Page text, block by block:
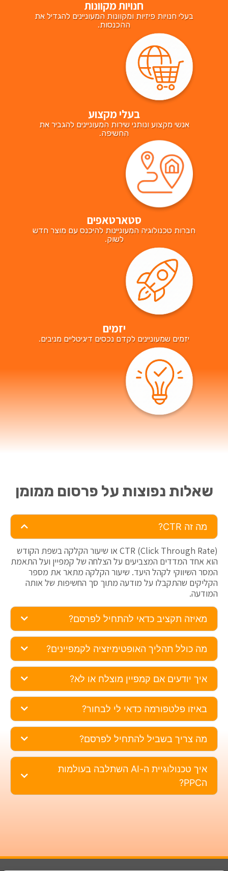
חנויות מקוונות
בעלי חנויות פיזיות ומקוונות המעוניינים להגדיל את
ההכנסות.
בעלי מקצוע
אנשי מקצוע ונותני שירות המעוניינים להגביר את
החשיפה.
סטארטאפים
חברות טכנולוגיה המעוניינות להיכנס עם מוצר חדש
לשוק.
יזמים
יזמים שמעוניינים לקדם נכסים דיגיטליים מניבים.
שאלות נפוצות על פרסום ממומן
מה זה CTR?
CTR (Click Through Rate) או שיעור הקלקה בשפת הקודש
הוא אחד המדדים המצביעים על הצלחה של קמפיין ועל התאמת
המסר השיווקי לקהל היעד. שיעור הקלקה מתאר את מספר
הקליקים שהתקבלו על מודעה מתוך סך החשיפות של אותה
המודעה.
מאיזה תקציב כדאי להתחיל לפרסם?
מה כולל תהליך האופטימיזציה לקמפיינים?
איך יודעים אם קמפיין מוצלח או לא?
באיזו פלטפורמה כדאי לי לבחור?
מה צריך בשביל להתחיל לפרסם?
איך טכנולוגיית ה-AI השתלבה בעולמות
הPPC?